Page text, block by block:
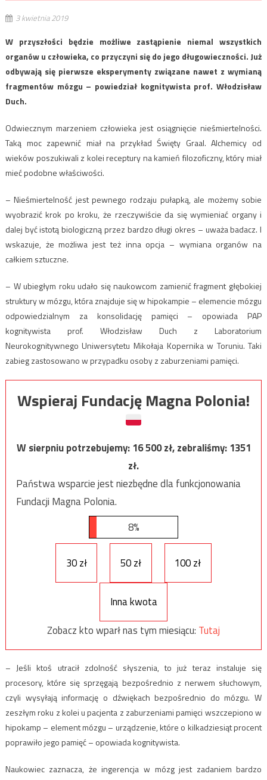
3 kwietnia 2019
W przyszłości będzie możliwe zastąpienie niemal wszystkich
organów u człowieka, co przyczyni się do jego długowieczności. Już
odbywają się pierwsze eksperymenty związane nawet z wymianą
fragmentów mózgu – powiedział kognitywista prof. Włodzisław
Duch.
Odwiecznym marzeniem człowieka jest osiągnięcie nieśmiertelności.
Taką moc zapewnić miał na przykład Święty Graal. Alchemicy od
wieków poszukiwali z kolei receptury na kamień filozoficzny, który miał
mieć podobne właściwości.
– Nieśmiertelność jest pewnego rodzaju pułapką, ale możemy sobie
wyobrazić krok po kroku, że rzeczywiście da się wymieniać organy i
dalej być istotą biologiczną przez bardzo długi okres – uważa badacz. I
wskazuje, że możliwa jest też inna opcja – wymiana organów na
całkiem sztuczne.
– W ubiegłym roku udało się naukowcom zamienić fragment głębokiej
struktury w mózgu, która znajduje się w hipokampie – elemencie mózgu
odpowiedzialnym za konsolidację pamięci – opowiada PAP
kognitywista prof. Włodzisław Duch z Laboratorium
Neurokognitywnego Uniwersytetu Mikołaja Kopernika w Toruniu. Taki
zabieg zastosowano w przypadku osoby z zaburzeniami pamięci.
Wspieraj Fundację Magna Polonia!
W sierpniu potrzebujemy:16 500zł, zebraliśmy:1351
zł.
Państwa wsparcie jest niezbędne dla funkcjonowania
Fundacji Magna Polonia.
8%
30 zł 50 zł 100 zł
Inna kwota
Zobacz kto wparł nas tym miesiącu: Tutaj
– Jeśli ktoś utracił zdolność słyszenia, to już teraz instaluje się
procesory, które się sprzęgają bezpośrednio z nerwem słuchowym,
czyli wysyłają informację o dźwiękach bezpośrednio do mózgu. W
zeszłym roku z kolei u pacjenta z zaburzeniami pamięci wszczepiono w
hipokamp – element mózgu – urządzenie, które o kilkadziesiąt procent
poprawiło jego pamięć – opowiada kognitywista.
Naukowiec zaznacza, że ingerencja w mózg jest zadaniem bardzo